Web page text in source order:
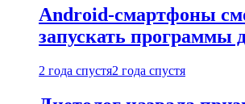
Android-смартфоны
запускать программы
2 года спустя2 года спустя